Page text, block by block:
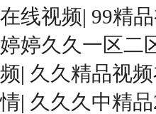
在线视频| 99精
婷婷久久一区二
频| 久久精品视
情| 久久久中精